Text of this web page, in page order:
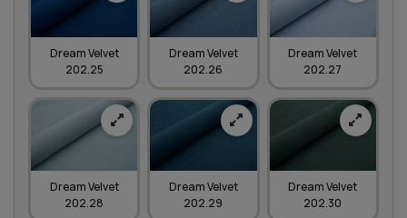
Dream Velvet
202.25
Dream Velvet
202.26
Dream Velvet
202.27
Dream Velvet
202.28
Dream Velvet
202.29
Dream Velvet
202.30